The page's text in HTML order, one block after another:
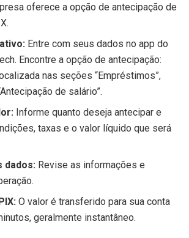
oferece a opção de antecipação de
Entre com seus dados no app do
Encontre a opção de antecipação:
nas seções “Empréstimos”,
de salário”.
Informe quanto deseja antecipar e
taxas e o valor líquido que será
dados: Revise as informações e
O valor é transferido para sua conta
geralmente instantâneo.